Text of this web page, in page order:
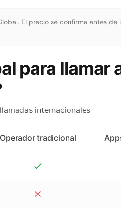
El precio se confirma antes de
para llamar
internacionales
Operador tradicional